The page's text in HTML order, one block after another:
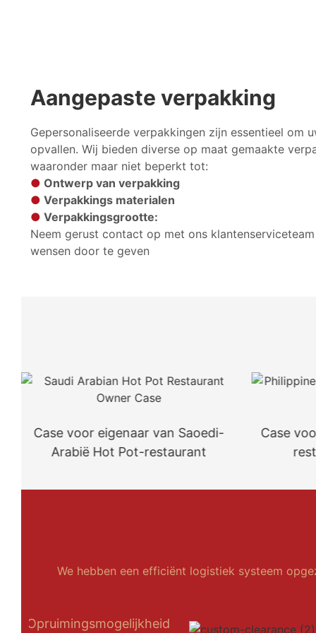
Aangepaste verpakking
Gepersonaliseerde verpakkingen zijn essentieel om
opvallen. Wij bieden diverse op maat gemaakte
waaronder maar niet beperkt tot:
●Ontwerp van verpakking
●Verpakkings materialen
●Verpakkingsgrootte:
Neem gerust contact op met ons
wensen door te geven
Case voor eigenaar van Saoedi-
Arabië Hot Pot-restaurant
Case
We hebben een efficiënt logistiek systeem
Opruimingsmogelijkheid